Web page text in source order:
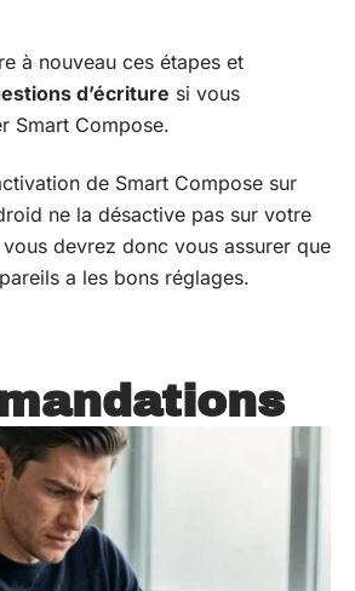
à nouveau ces étapes et
d’écriture si vous
Smart Compose.
de Smart Compose sur
ne la désactive pas sur votre
devrez donc vous assurer que
a les bons réglages.